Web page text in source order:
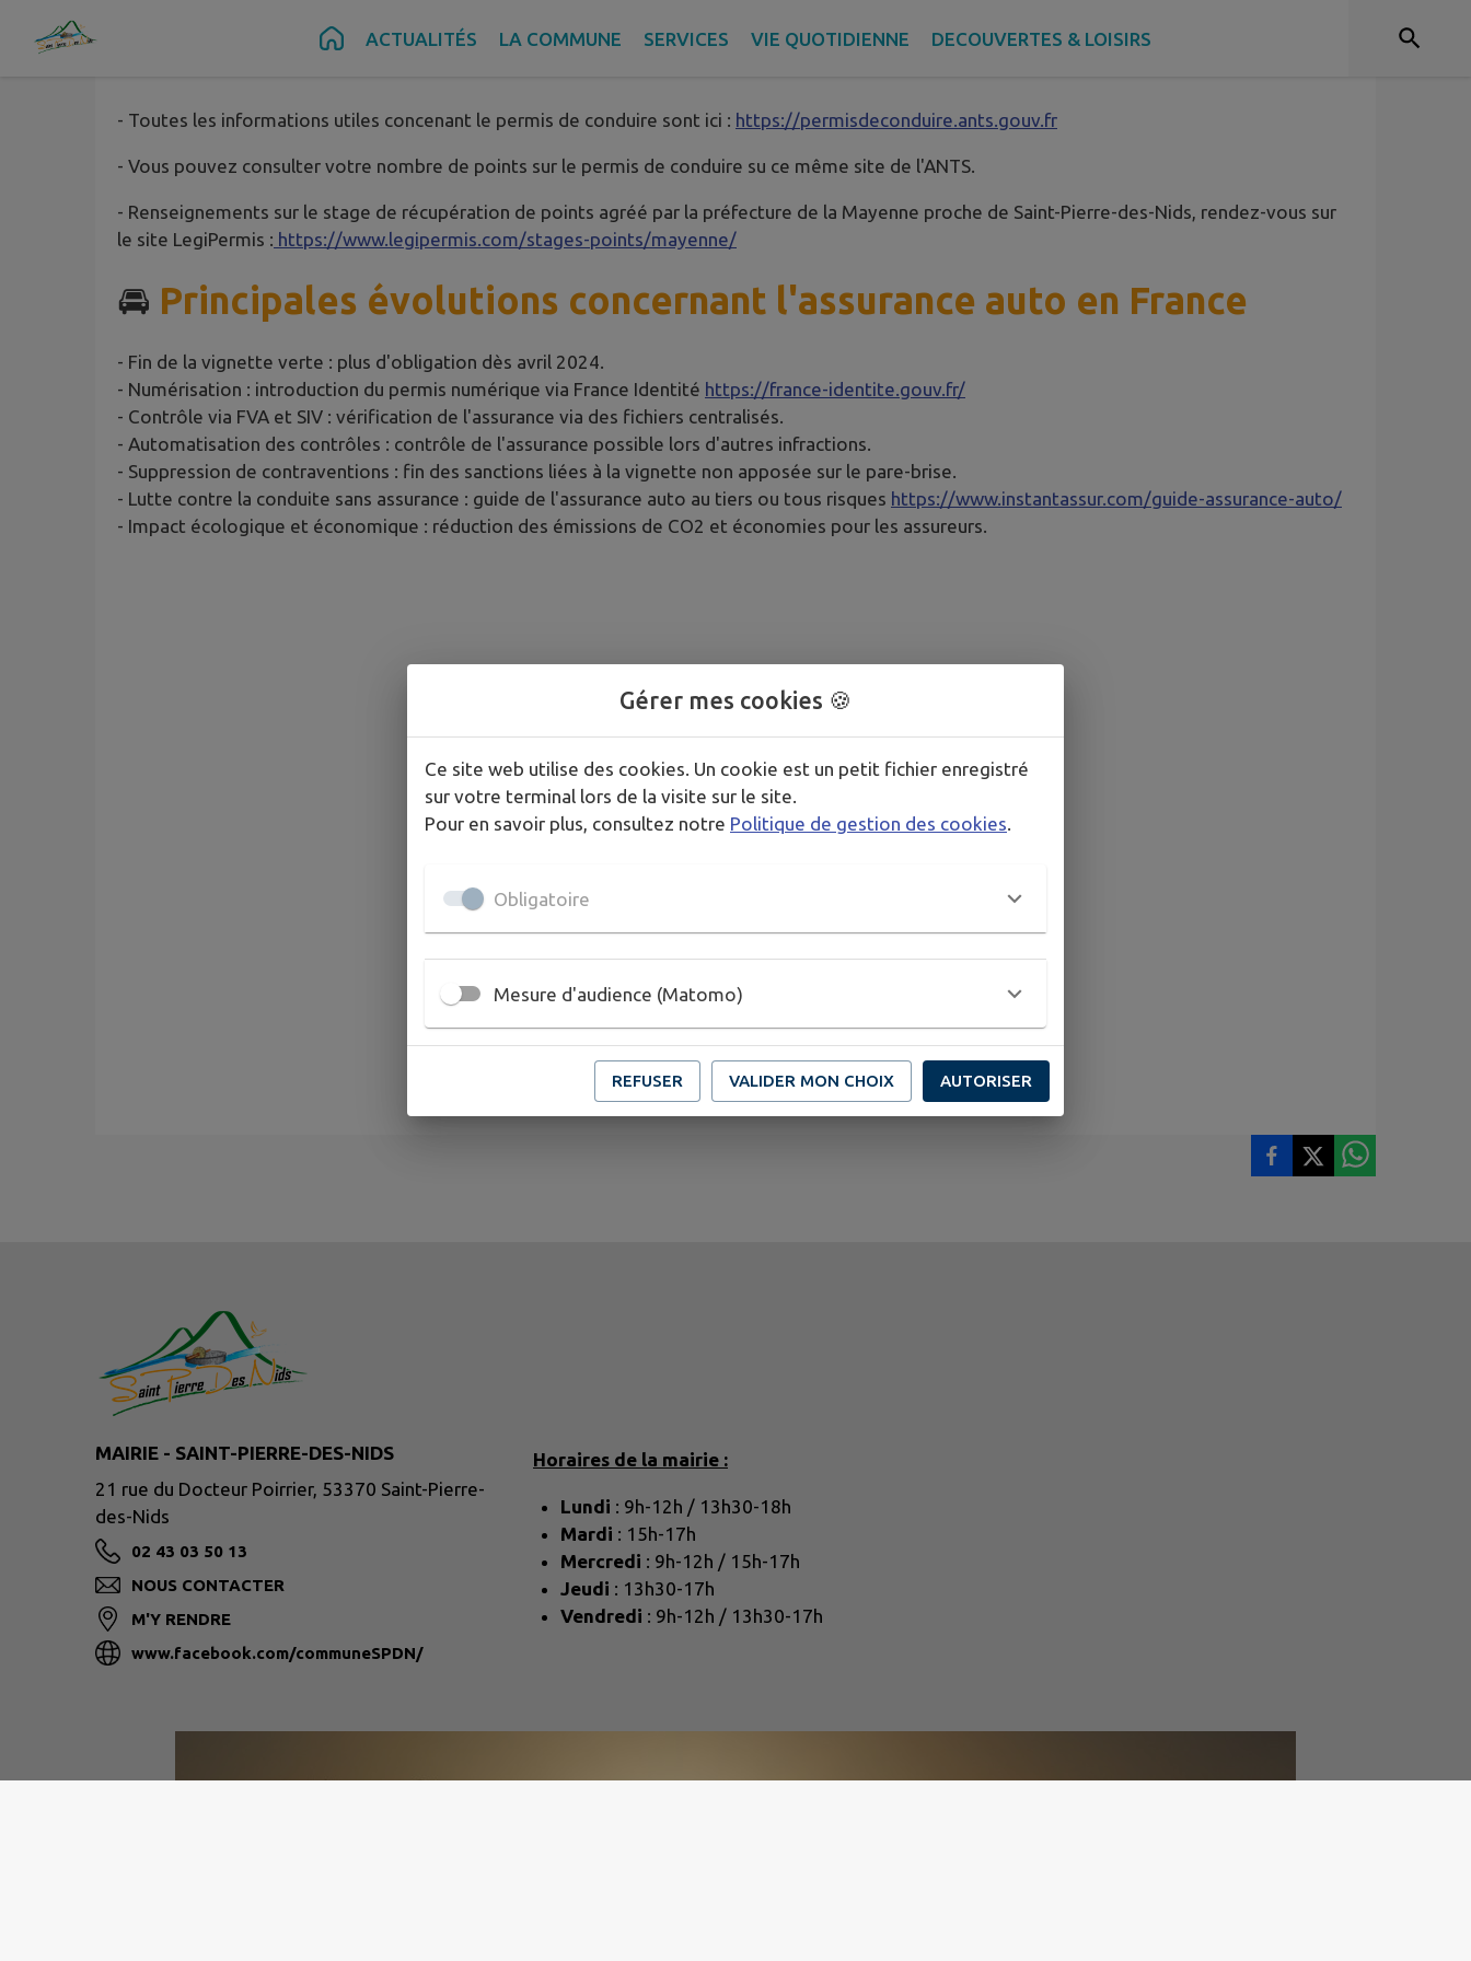
Contenu Pied de page
ACTUALITÉS LA COMMUNE SERVICES VIE QUOTIDIENNE DECOUVERTES & LOISIRS
Permis de conduire
- Toutes les informations utiles concenant le permis de conduire sont ici : https://permisdeconduire.ants.gouv.fr
- Vous pouvez consulter votre nombre de points sur le permis de conduire su ce même site de l'ANTS.
- Renseignements sur le stage de récupération de points agréé par la préfecture de la Mayenne proche de Saint-Pierre-des-Nids, rendez-vous sur
le site LegiPermis : https://www.legipermis.com/stages-points/mayenne/
🚘 Principales évolutions concernant l'assurance auto en France
- Fin de la vignette verte : plus d'obligation dès avril 2024.
- Numérisation : introduction du permis numérique via France Identité https://france-identite.gouv.fr/
- Contrôle via FVA et SIV : vérification de l'assurance via des fichiers centralisés.
- Automatisation des contrôles : contrôle de l'assurance possible lors d'autres infractions.
- Suppression de contraventions : fin des sanctions liées à la vignette non apposée sur le pare-brise.
- Lutte contre la conduite sans assurance : guide de l'assurance auto au tiers ou tous risques https://www.instantassur.com/guide-assurance-auto/
- Impact écologique et économique : réduction des émissions de CO2 et économies pour les assureurs.
MAIRIE - SAINT-PIERRE-DES-NIDS
21 rue du Docteur Poirrier, 53370 Saint-Pierre-
des-Nids
02 43 03 50 13
NOUS CONTACTER
M'Y RENDRE
www.facebook.com/communeSPDN/
Horaires de la mairie :
Lundi : 9h-12h / 13h30-18h
Mardi : 15h-17h
Mercredi : 9h-12h / 15h-17h
Jeudi : 13h30-17h
Vendredi : 9h-12h / 13h30-17h
Gérer mes cookies 🍪
Ce site web utilise des cookies. Un cookie est un petit fichier enregistré
sur votre terminal lors de la visite sur le site.
Pour en savoir plus, consultez notre Politique de gestion des cookies.
Obligatoire
Mesure d'audience (Matomo)
REFUSER VALIDER MON CHOIX AUTORISER